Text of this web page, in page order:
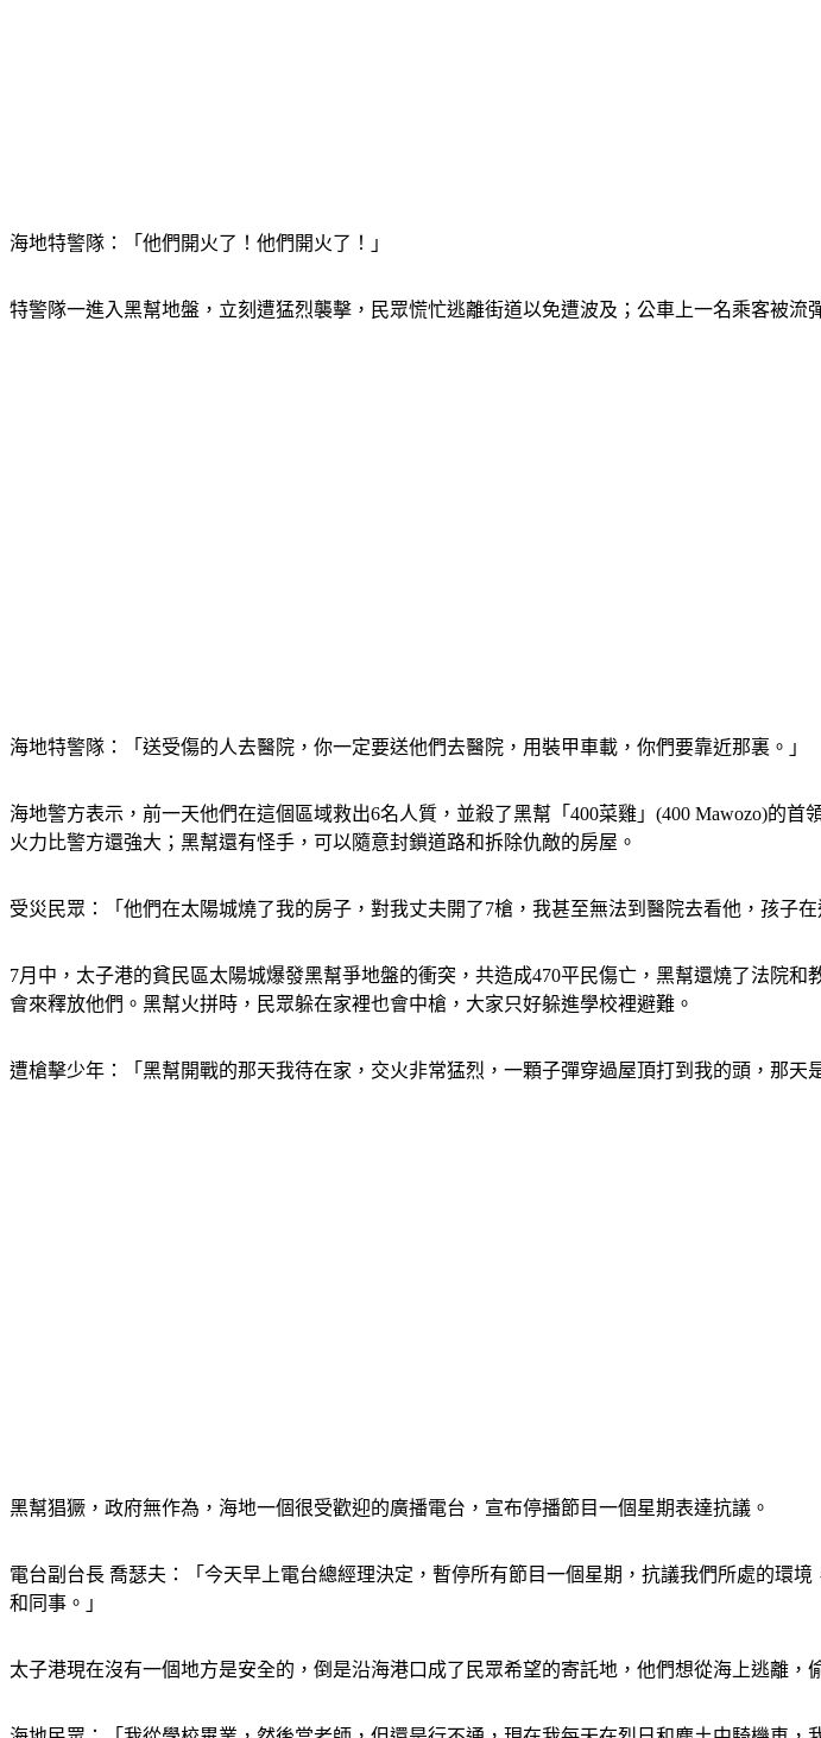
海地特警隊：「他們開火了！他們開火了！」
特警隊一進入黑幫地盤，立刻遭猛烈襲擊，民眾慌忙逃離街道以免遭波及；公車上一名乘客被流
海地特警隊：「送受傷的人去醫院，你一定要送他們去醫院，用裝甲車載，你們要靠近那裏。」
海地警方表示，前一天他們在這個區域救出6名人質，並殺了黑幫「400菜雞」(400 Mawozo)的
火力比警方還強大；黑幫還有怪手，可以隨意封鎖道路和拆除仇敵的房屋。
受災民眾：「他們在太陽城燒了我的房子，對我丈夫開了7槍，我甚至無法到醫院去看他，孩子
7月中，太子港的貧民區太陽城爆發黑幫爭地盤的衝突，共造成470平民傷亡，黑幫還燒了法院
會來釋放他們。黑幫火拼時，民眾躲在家裡也會中槍，大家只好躲進學校裡避難。
遭槍擊少年：「黑幫開戰的那天我待在家，交火非常猛烈，一顆子彈穿過屋頂打到我的頭，那天
黑幫猖獗，政府無作為，海地一個很受歡迎的廣播電台，宣布停播節目一個星期表達抗議。
電台副台長 喬瑟夫：「今天早上電台總經理決定，暫停所有節目一個星期，抗議我們所處的環
和同事。」
太子港現在沒有一個地方是安全的，倒是沿海港口成了民眾希望的寄託地，他們想從海上逃離，